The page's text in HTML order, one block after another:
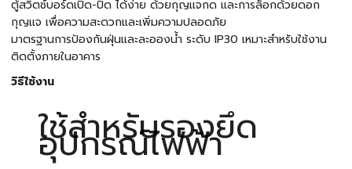
ตู้สวิตช์บอร์ดเปิด-ปิด ได้ง่าย ด้วยกุญแจกด และการล็อกด้วยดอก
กุญแจ เพื่อความสะดวกและเพิ่มความปลอดภัย
มาตรฐานการป้องกันฝุ่นและละอองน้ำ ระดับ IP30 เหมาะสำหรับใช้งาน
ติดตั้งภายในอาคาร
วิธีใช้งาน
ใช้สำหรับรองยึด
อุปกรณ์ไฟฟ้า